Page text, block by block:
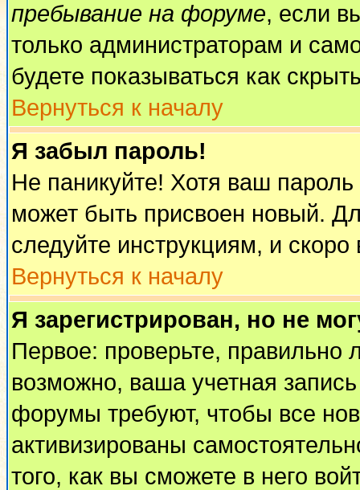
пребывание на форуме, если
только администраторам и
будете показываться как
Вернуться к началу
Я забыл пароль!
Не паникуйте! Хотя ваш
может быть присвоен новый.
следуйте инструкциям, и
Вернуться к началу
Я зарегистрирован, но не
Первое: проверьте, правильно
возможно, ваша учетная
форумы требуют, чтобы все
активизированы
того, как вы сможете в него